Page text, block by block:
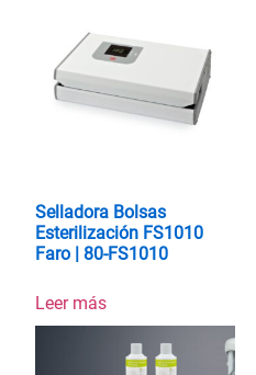
Selladora Bolsas
Esterilización FS1010
Faro | 80-FS1010
Leer más